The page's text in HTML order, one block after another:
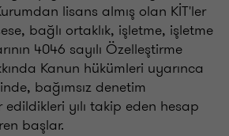
lisans almış olan KİT'ler
bağlı ortaklık, işletme, işletme
4046 sayılı Özelleştirme
Kanun hükümleri uyarınca
bağımsız denetim
yılı takip eden hesap
başlar.